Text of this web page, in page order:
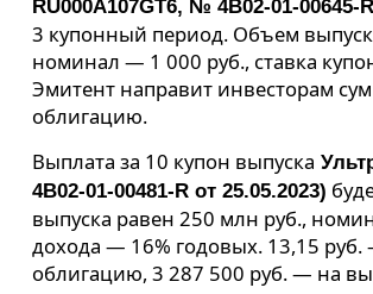
RU000A107GT6, № 4B02-01-00645-
3 купонный период. Объем
номинал — 1 000 руб., ставка
Эмитент направит инвесторам
облигацию.
Выплата за 10 купон выпуска
4B02-01-00481-R от 25.05.2023)
выпуска равен 250 млн руб.,
дохода — 16% годовых. 13,15
облигацию, 3 287 500 руб. — на